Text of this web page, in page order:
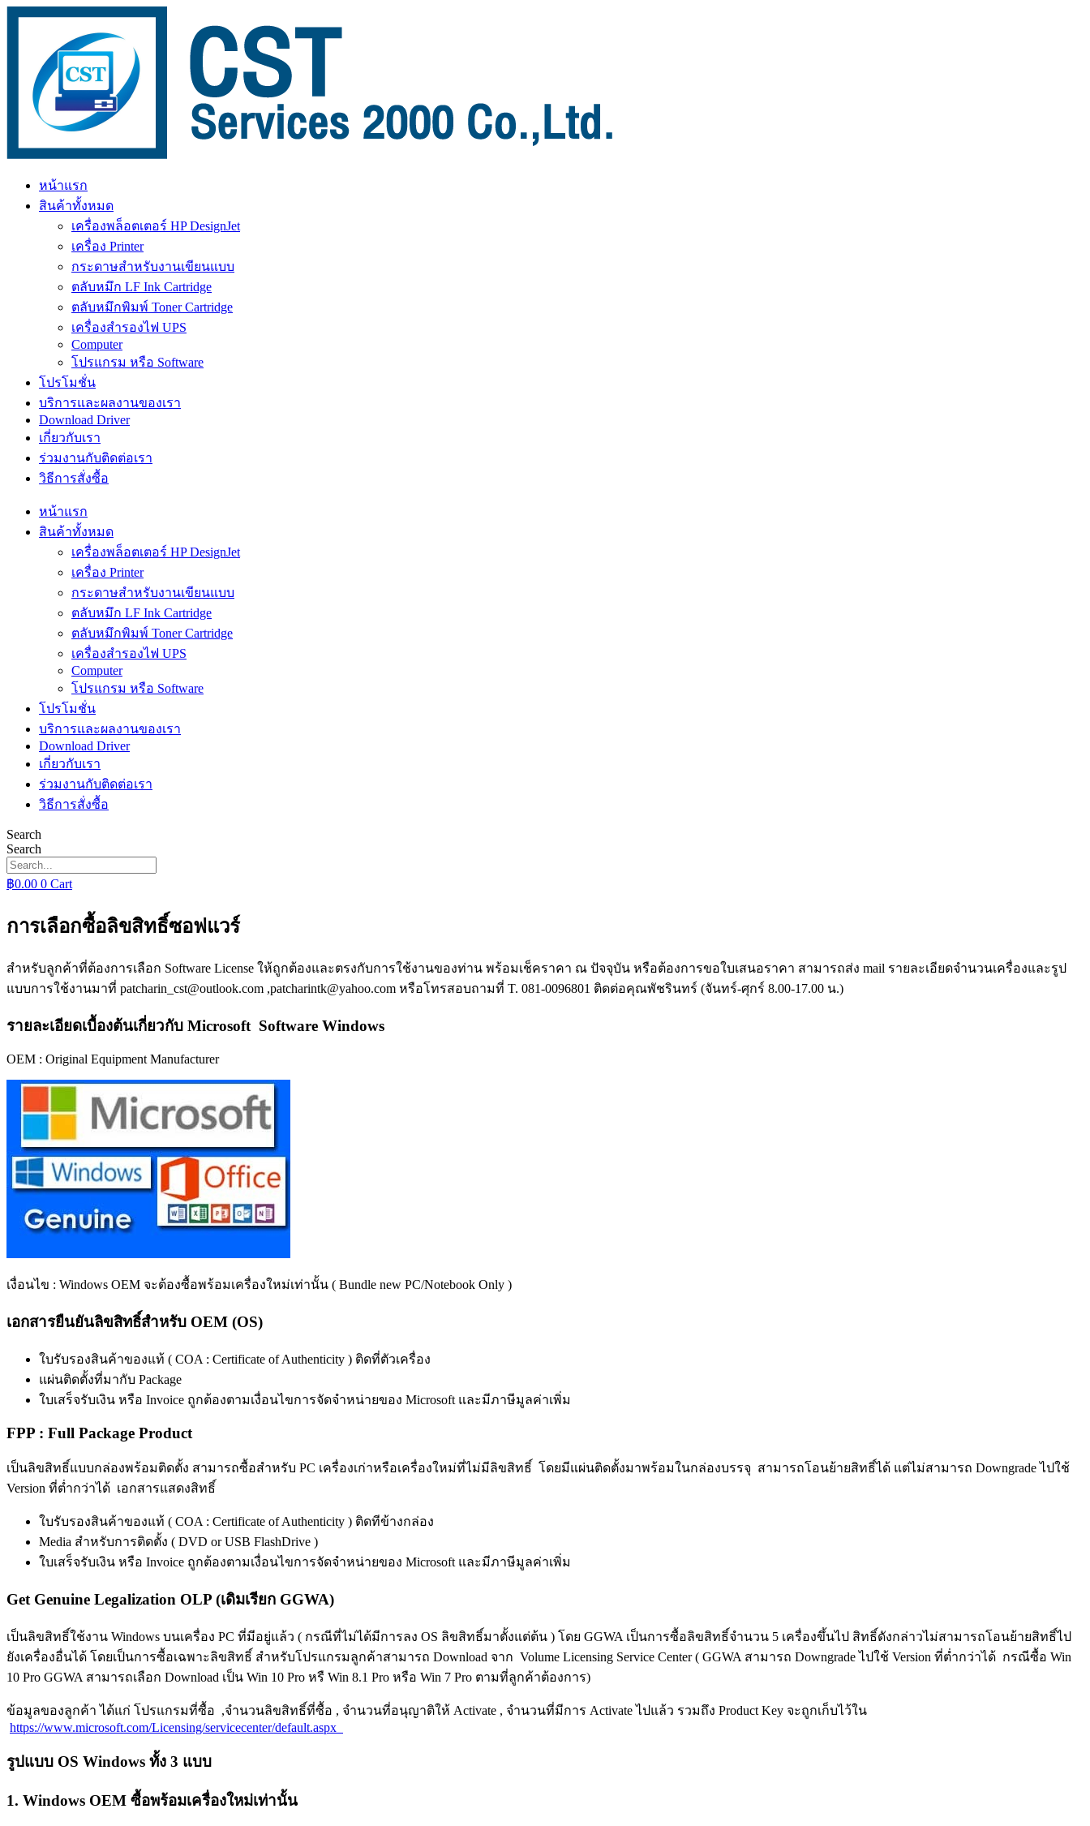
หน้าแรก
สินค้าทั้งหมด
เครื่องพล็อตเตอร์ HP DesignJet
เครื่อง Printer
กระดาษสำหรับงานเขียนแบบ
ตลับหมึก LF Ink Cartridge
ตลับหมึกพิมพ์ Toner Cartridge
เครื่องสำรองไฟ UPS
Computer
โปรแกรม หรือ Software
โปรโมชั่น
บริการและผลงานของเรา
Download Driver
เกี่ยวกับเรา
ร่วมงานกับติดต่อเรา
วิธีการสั่งซื้อ
หน้าแรก
สินค้าทั้งหมด
เครื่องพล็อตเตอร์ HP DesignJet
เครื่อง Printer
กระดาษสำหรับงานเขียนแบบ
ตลับหมึก LF Ink Cartridge
ตลับหมึกพิมพ์ Toner Cartridge
เครื่องสำรองไฟ UPS
Computer
โปรแกรม หรือ Software
โปรโมชั่น
บริการและผลงานของเรา
Download Driver
เกี่ยวกับเรา
ร่วมงานกับติดต่อเรา
วิธีการสั่งซื้อ
Search
Search
฿0.00 0 Cart
การเลือกซื้อลิขสิทธิ์ซอฟแวร์
สำหรับลูกค้าที่ต้องการเลือก Software License ให้ถูกต้องและตรงกับการใช้งานของท่าน พร้อมเช็คราคา ณ ปัจจุบัน หรือต้องการขอใบเสนอราคา สามารถส่ง mail รายละเอียดจำนวนเครื่องและรูป
แบบการใช้งานมาที่ patcharin_cst@outlook.com ,patcharintk@yahoo.com หรือโทรสอบถามที่ T. 081-0096801 ติดต่อคุณพัชรินทร์ (จันทร์-ศุกร์ 8.00-17.00 น.)
รายละเอียดเบื้องต้นเกี่ยวกับ Microsoft Software Windows
OEM : Original Equipment Manufacturer
เงื่อนไข : Windows OEM จะต้องซื้อพร้อมเครื่องใหม่เท่านั้น ( Bundle new PC/Notebook Only )
เอกสารยืนยันลิขสิทธิ์สำหรับ OEM (OS)
ใบรับรองสินค้าของแท้ ( COA : Certificate of Authenticity ) ติดที่ตัวเครื่อง
แผ่นติดตั้งที่มากับ Package
ใบเสร็จรับเงิน หรือ Invoice ถูกต้องตามเงื่อนไขการจัดจำหน่ายของ Microsoft และมีภาษีมูลค่าเพิ่ม
FPP : Full Package Product
เป็นลิขสิทธิ์แบบกล่องพร้อมติดตั้ง สามารถซื้อสำหรับ PC เครื่องเก่าหรือเครื่องใหม่ที่ไม่มีลิขสิทธิ์ โดยมีแผ่นติดตั้งมาพร้อมในกล่องบรรจุ สามารถโอนย้ายสิทธิ์ได้ แต่ไม่สามารถ Downgrade ไปใช้
Version ที่ต่ำกว่าได้ เอกสารแสดงสิทธิ์
ใบรับรองสินค้าของแท้ ( COA : Certificate of Authenticity ) ติดทีข้างกล่อง
Media สำหรับการติดตั้ง ( DVD or USB FlashDrive )
ใบเสร็จรับเงิน หรือ Invoice ถูกต้องตามเงื่อนไขการจัดจำหน่ายของ Microsoft และมีภาษีมูลค่าเพิ่ม
Get Genuine Legalization OLP (เดิมเรียก GGWA)
เป็นลิขสิทธิ์ใช้งาน Windows บนเครื่อง PC ที่มีอยู่แล้ว ( กรณีที่ไม่ได้มีการลง OS ลิขสิทธิ์มาตั้งแต่ต้น ) โดย GGWA เป็นการซื้อลิขสิทธิ์จำนวน 5 เครื่องขึ้นไป สิทธิ์ดังกล่าวไม่สามารถโอนย้ายสิทธิ์ไป
ยังเครื่องอื่นได้ โดยเป็นการซื้อเฉพาะลิขสิทธิ์ สำหรับโปรแกรมลูกค้าสามารถ Download จาก Volume Licensing Service Center ( GGWA สามารถ Downgrade ไปใช้ Version ที่ต่ำกว่าได้ กรณีซื้อ Win
10 Pro GGWA สามารถเลือก Download เป็น Win 10 Pro หรื Win 8.1 Pro หรือ Win 7 Pro ตามที่ลูกค้าต้องการ)
ข้อมูลของลูกค้า ได้แก่ โปรแกรมที่ซื้อ ,จำนวนลิขสิทธิ์ที่ซื้อ , จำนวนที่อนุญาติให้ Activate , จำนวนที่มีการ Activate ไปแล้ว รวมถึง Product Key จะถูกเก็บไว้ใน
https://www.microsoft.com/Licensing/servicecenter/default.aspx
รูปแบบ OS Windows ทั้ง 3 แบบ
1. Windows OEM ซื้อพร้อมเครื่องใหม่เท่านั้น